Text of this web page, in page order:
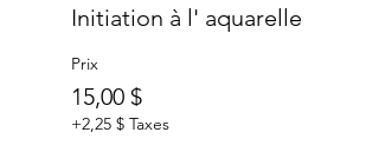
Initiation à l' aquarelle
Prix
15,00 $
+2,25 $ Taxes